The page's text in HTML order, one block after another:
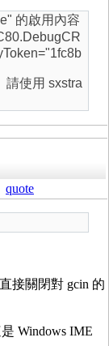
的啟用內容
請使用 sxstra
quote
接關閉對 gcin 的
Windows IME